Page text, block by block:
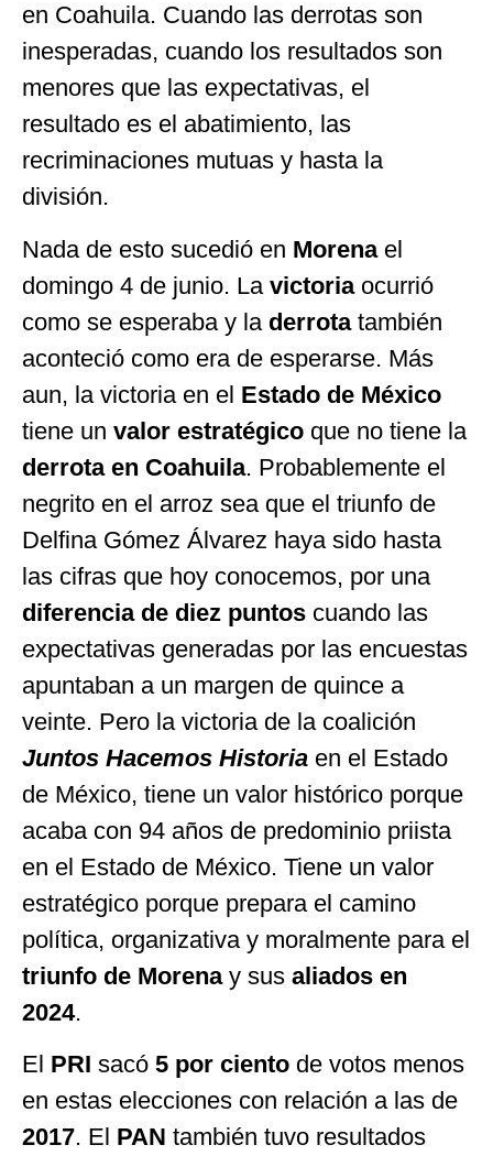
en Coahuila. Cuando las derrotas son
inesperadas, cuando los resultados son
menores que las expectativas, el
resultado es el abatimiento, las
recriminaciones mutuas y hasta la
división.
Nada de esto sucedió en Morenael
domingo 4 de junio. La victoriaocurrió
como se esperaba y la derrota también
aconteció como era de esperarse. Más
aun, la victoria en el Estado de México
tiene un valor estratégico que no tiene la
derrota en Coahuila. Probablemente el
negrito en el arroz sea que el triunfo de
Delfina Gómez Álvarez haya sido hasta
las cifras que hoy conocemos, por una
diferencia de diez puntos cuando las
expectativas generadas por las encuestas
apuntaban a un margen de quince a
veinte. Pero la victoria de la coalición
Juntos Hacemos Historia en el Estado
de México, tiene un valor histórico porque
acaba con 94 años de predominio priista
en el Estado de México. Tiene un valor
estratégico porque prepara el camino
política, organizativa y moralmente para el
triunfo de Morenay sus aliados en
2024.
El PRI sacó 5 por ciento de votos menos
en estas elecciones con relación a las de
2017. El PAN también tuvo resultados